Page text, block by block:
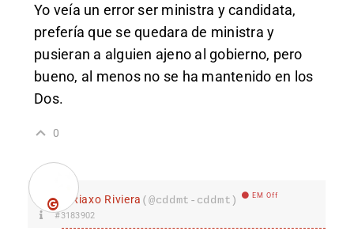
Yo veía un error ser ministra y candidata,
prefería que se quedara de ministra y
pusieran a alguien ajeno al gobierno, pero
bueno, al menos no se ha mantenido en los
Dos.
0
Riaxo Riviera (@cddmt-cddmt) EM Off
#3183902